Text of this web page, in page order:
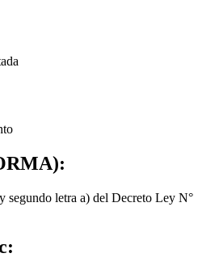
segundo letra a) del Decreto Ley N°